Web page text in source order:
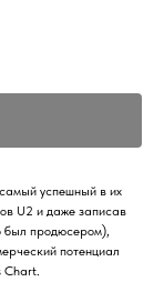
успешный в их
U2 и даже записав
был продюсером),
потенциал
Chart.